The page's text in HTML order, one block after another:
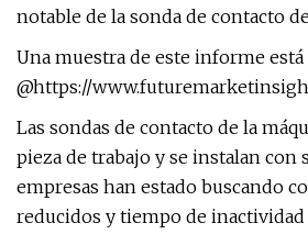
notable de la sonda de contacto
Una muestra de este informe
@https://
Las sondas de contacto de la
pieza de trabajo y se instalan con
empresas han estado buscando
reducidos y tiempo de